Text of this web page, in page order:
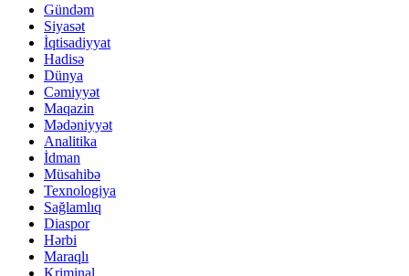
Gündəm
Siyasət
İqtisadiyyat
Hadisə
Dünya
Cəmiyyət
Maqazin
Mədəniyyət
Analitika
İdman
Müsahibə
Texnologiya
Sağlamlıq
Diaspor
Hərbi
Maraqlı
Kriminal